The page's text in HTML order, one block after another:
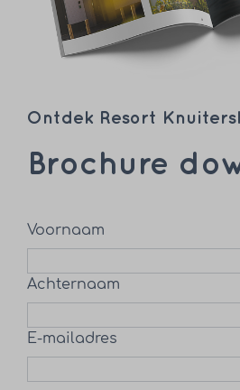
Ontdek Resort
Brochure
Voornaam
Achternaam
E-mailadres